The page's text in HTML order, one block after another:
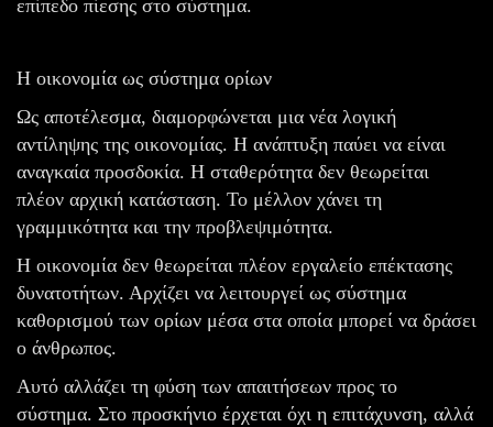
επίπεδο πίεσης στο σύστημα.
Η οικονομία ως σύστημα ορίων
Ως αποτέλεσμα, διαμορφώνεται μια νέα λογική
αντίληψης της οικονομίας. Η ανάπτυξη παύει να είναι
αναγκαία προσδοκία. Η σταθερότητα δεν θεωρείται
πλέον αρχική κατάσταση. Το μέλλον χάνει τη
γραμμικότητα και την προβλεψιμότητα.
Η οικονομία δεν θεωρείται πλέον εργαλείο επέκτασης
δυνατοτήτων. Αρχίζει να λειτουργεί ως σύστημα
καθορισμού των ορίων μέσα στα οποία μπορεί να δράσει
ο άνθρωπος.
Αυτό αλλάζει τη φύση των απαιτήσεων προς το
σύστημα. Στο προσκήνιο έρχεται όχι η επιτάχυνση, αλλά